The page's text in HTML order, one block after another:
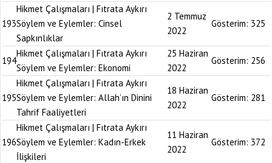
193
Hikmet Çalışmaları | Fıtrata Aykırı
Söylem ve Eylemler: Cinsel
Sapkınlıklar
2 Temmuz
2022
Gösterim: 325
194
Hikmet Çalışmaları | Fıtrata Aykırı
Söylem ve Eylemler: Ekonomi
25 Haziran
2022
Gösterim: 256
195
Hikmet Çalışmaları | Fıtrata Aykırı
Söylem ve Eylemler: Allah’ın Dinini
Tahrif Faaliyetleri
18 Haziran
2022
Gösterim: 281
196
Hikmet Çalışmaları | Fıtrata Aykırı
Söylem ve Eylemler: Kadın-Erkek
İlişkileri
11 Haziran
2022
Gösterim: 372